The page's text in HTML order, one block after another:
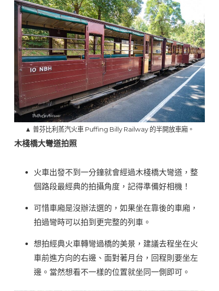
▲ 普芬比利蒸汽火車 Puffing Billy Railway 的半開放車廂。
木棧橋大彎道拍照
火車出發不到一分鐘就會經過木棧橋大彎道，整
個路段最經典的拍攝角度，記得準備好相機！
可惜車廂是沒辦法選的，如果坐在靠後的車廂，
拍過彎時可以拍到更完整的列車。
想拍經典火車轉彎過橋的美景，建議去程坐在火
車前進方向的右邊、面對著月台，回程則要坐左
邊。當然想看不一樣的位置就坐同一側即可。